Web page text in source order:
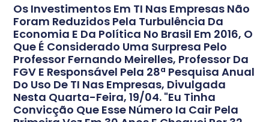
Os Investimentos Em TI Nas Empresas Não
Foram Reduzidos Pela Turbulência Da
Economia E Da Política No Brasil Em 2016, O
Que É Considerado Uma Surpresa Pelo
Professor Fernando Meirelles, Professor Da
FGV E Responsável Pela 28ª Pesquisa Anual
Do Uso De TI Nas Empresas, Divulgada
Nesta Quarta-Feira, 19/04. "Eu Tinha
Convicção Que Esse Número Ia Cair Pela